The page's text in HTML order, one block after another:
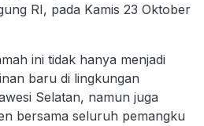
RI, pada Kamis 23 Oktober
ini tidak hanya menjadi
baru di lingkungan
Selatan, namun juga
bersama seluruh pemangku